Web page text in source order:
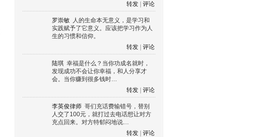
转发
评论
罗崇敏 人的生命本无意义，是学习和
实践赋予了它意义。应该把学习作为人
生的习惯和信仰。
转发
评论
陆琪 幸福是什么？当你功成名就时，
发现成功不会让你幸福，和人分享才
会。当你赚到很多钱时…
转发
评论
李英俊律师 哥们充话费输错号，替别
人交了100元，就打过去电话想让对方
充点回来。对方特郁闷地说…
转发
评论